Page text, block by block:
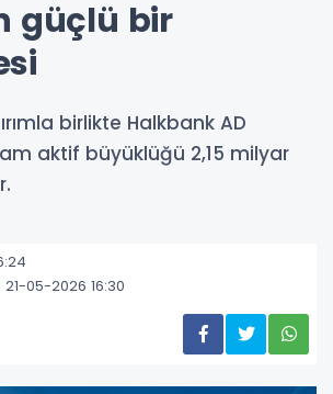
güçlü bir
birlikte Halkbank AD
aktif büyüklüğü 2,15 milyar
05-2026 16:30